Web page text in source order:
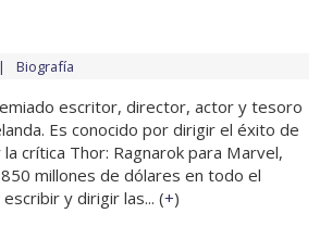
Biografía
escritor, director, actor y tesoro
Es conocido por dirigir el éxito de
crítica Thor: Ragnarok para Marvel,
millones de dólares en todo el
y dirigir las... (+)